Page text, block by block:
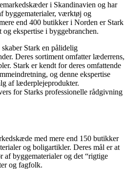
i Skandinavien og har
byggematerialer, værktøj og
end 400 butikker i Norden er Stark
ekspertise i byggebranchen.
Stark en pålidelig
Deres sortiment omfatter læderrens,
Stark er kendt for deres omfattende
og denne ekspertise
af læderplejeprodukter.
for Starks professionelle rådgivning
med mere end 150 butikker
og boligartikler. Deres mål er at
af byggematerialer og det “rigtige
og fagfolk.